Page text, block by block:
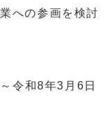
の参画を検討
和8年3月6日